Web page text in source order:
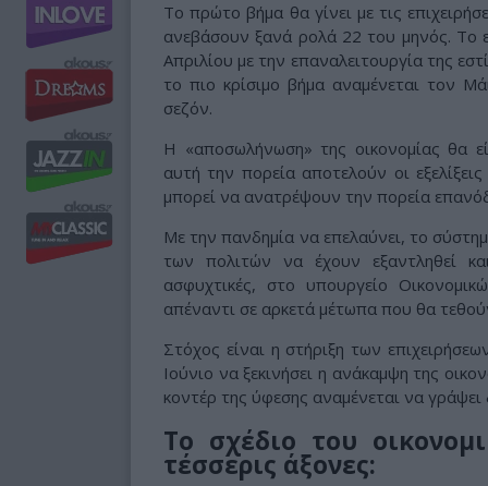
Το πρώτο βήμα θα γίνει με τις
ανεβάσουν ξανά ρολά 22 του μηνός. Το
Απριλίου με την επαναλειτουργία της
το πιο κρίσιμο βήμα αναμένεται τον
σεζόν.
Η «αποσωλήνωση» της οικονομίας θα
αυτή την πορεία αποτελούν οι
μπορεί να ανατρέψουν την πορεία
Με την πανδημία να επελαύνει, το
των πολιτών να έχουν εξαντληθεί
ασφυχτικές, στο υπουργείο
απέναντι σε αρκετά μέτωπα που θα
Στόχος είναι η στήριξη των
Ιούνιο να ξεκινήσει η ανάκαμψη της
κοντέρ της ύφεσης αναμένεται να
Το σχέδιο του
τέσσερις άξονες: